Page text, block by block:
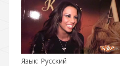
Язык: Русский